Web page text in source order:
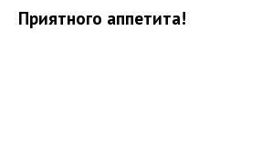
Приятного аппетита!